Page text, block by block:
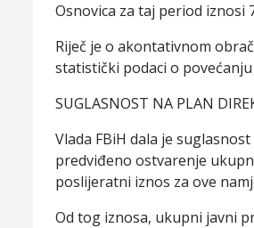
Osnovica za taj period iznosi
Riječ je o akontativnom
statistički podaci o
SUGLASNOST NA PLAN
Vlada FBiH dala je
predviđeno ostvarenje
poslijeratni iznos za ove
Od tog iznosa, ukupni javni